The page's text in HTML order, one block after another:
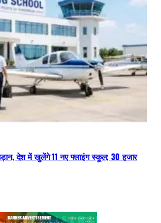
देश में खुलेंगे 11 नए फ्लाइंग स्कूल; 30 हजार